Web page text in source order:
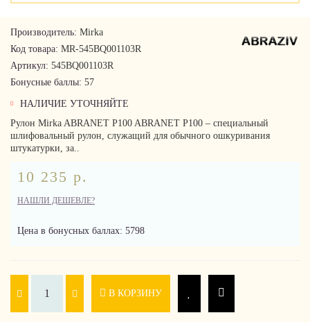
Производитель: Mirka
Код товара: MR-545BQ001103R
Артикул: 545BQ001103R
Бонусные баллы: 57
НАЛИЧИЕ УТОЧНЯЙТЕ
Рулон Mirka ABRANET P100 ABRANET P100 – специальный
шлифовальный рулон, служащий для обычного ошкуривания
штукатурки, за..
10 235 р.
НАШЛИ ДЕШЕВЛЕ?
Цена в бонусных баллах: 5798
В КОРЗИНУ